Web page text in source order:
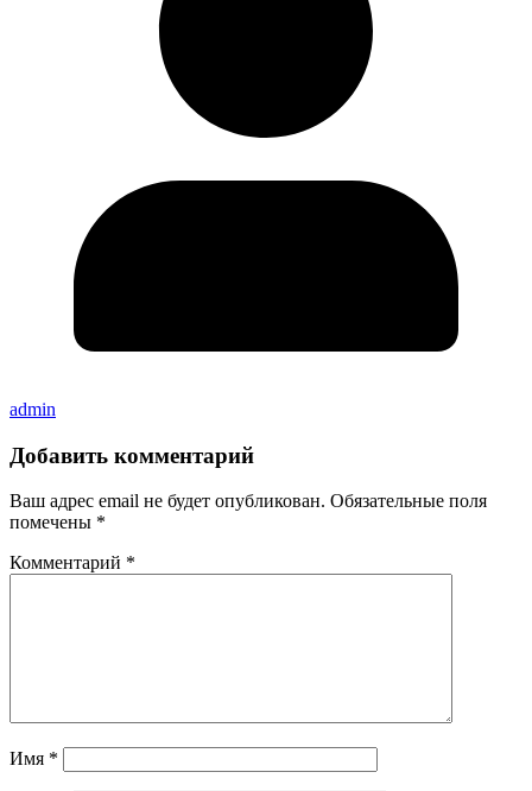
admin
Добавить комментарий
Ваш адрес email не будет опубликован. Обязательные поля
помечены *
Комментарий *
Имя *